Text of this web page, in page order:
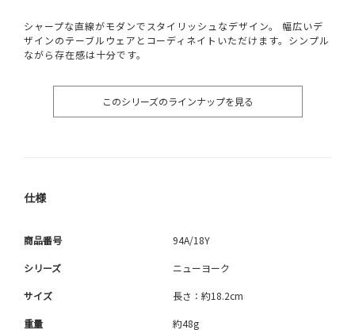
シャープな直線がモダンでスタイリッシュなデザイン。 幅広いデ
ザインのテーブルウェアとコーディネイトいただけます。シンプル
ながら存在感は十分です。
このシリーズのラインナップを見る
仕様
商品番号 94A/18Y
シリーズ ニューヨーク
サイズ 長さ：約18.2cm
重量 約48g